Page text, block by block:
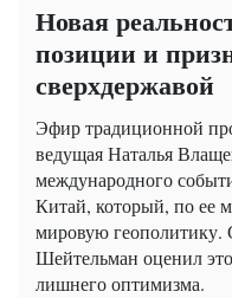
Новая
позиции и
сверхдержавой
Эфир традиционной
ведущая Наталья
международного
Китай, который, по ее
мировую
Шейтельман оценил
лишнего оптимизма.